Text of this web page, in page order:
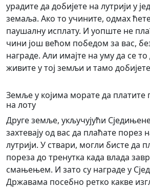
урадите да добијете на лутрији у
земаља. Ако то учините, одмах
паушалну исплату. И уопште не
чини још већом победом за вас,
награде. Али имајте на уму да се
живите у тој земљи и тамо
Земље у којима морате да платите
на лоту
Друге земље, укључујући
захтевају од вас да плаћате порез
лутрији. У ствари, могли бисте да
пореза до тренутка када влада
смањењем. И зато су награде у
Државама посебно ретко какве